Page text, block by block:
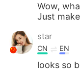
Wow,
Just
star
CN EN
looks so